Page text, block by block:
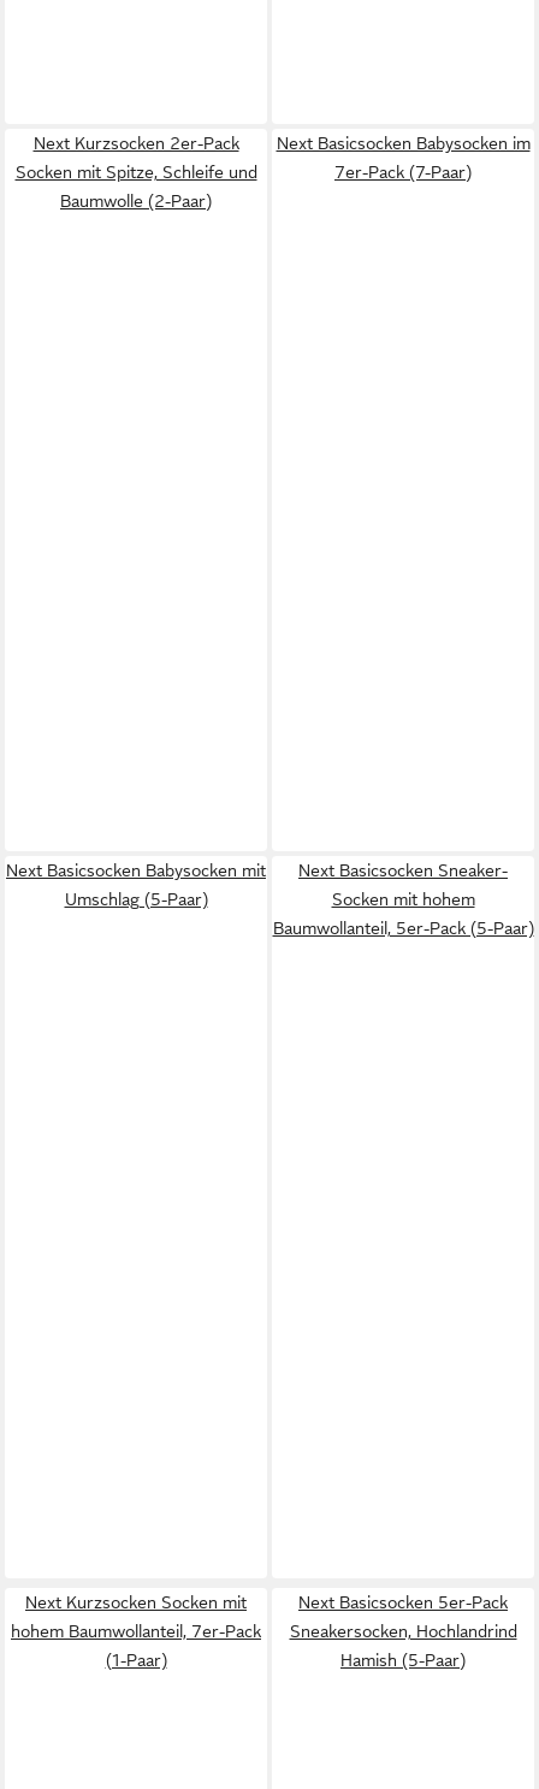
Next Kurzsocken 2er-Pack
Socken mit Spitze, Schleife und
Baumwolle (2-Paar)
Next Basicsocken Babysocken im
7er-Pack (7-Paar)
Next Basicsocken Babysocken mit
Umschlag (5-Paar)
Next Basicsocken Sneaker-
Socken mit hohem
Baumwollanteil, 5er-Pack (5-Paar)
Next Kurzsocken Socken mit
hohem Baumwollanteil, 7er-Pack
(1-Paar)
Next Basicsocken 5er-Pack
Sneakersocken, Hochlandrind
Hamish (5-Paar)